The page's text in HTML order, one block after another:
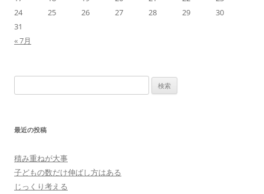
24
25 26 27 28 29
30
31
« 7月
索:
最近の投稿
積み重ねが大事
子どもの数だけ伸ばし方はある
じっくり考える